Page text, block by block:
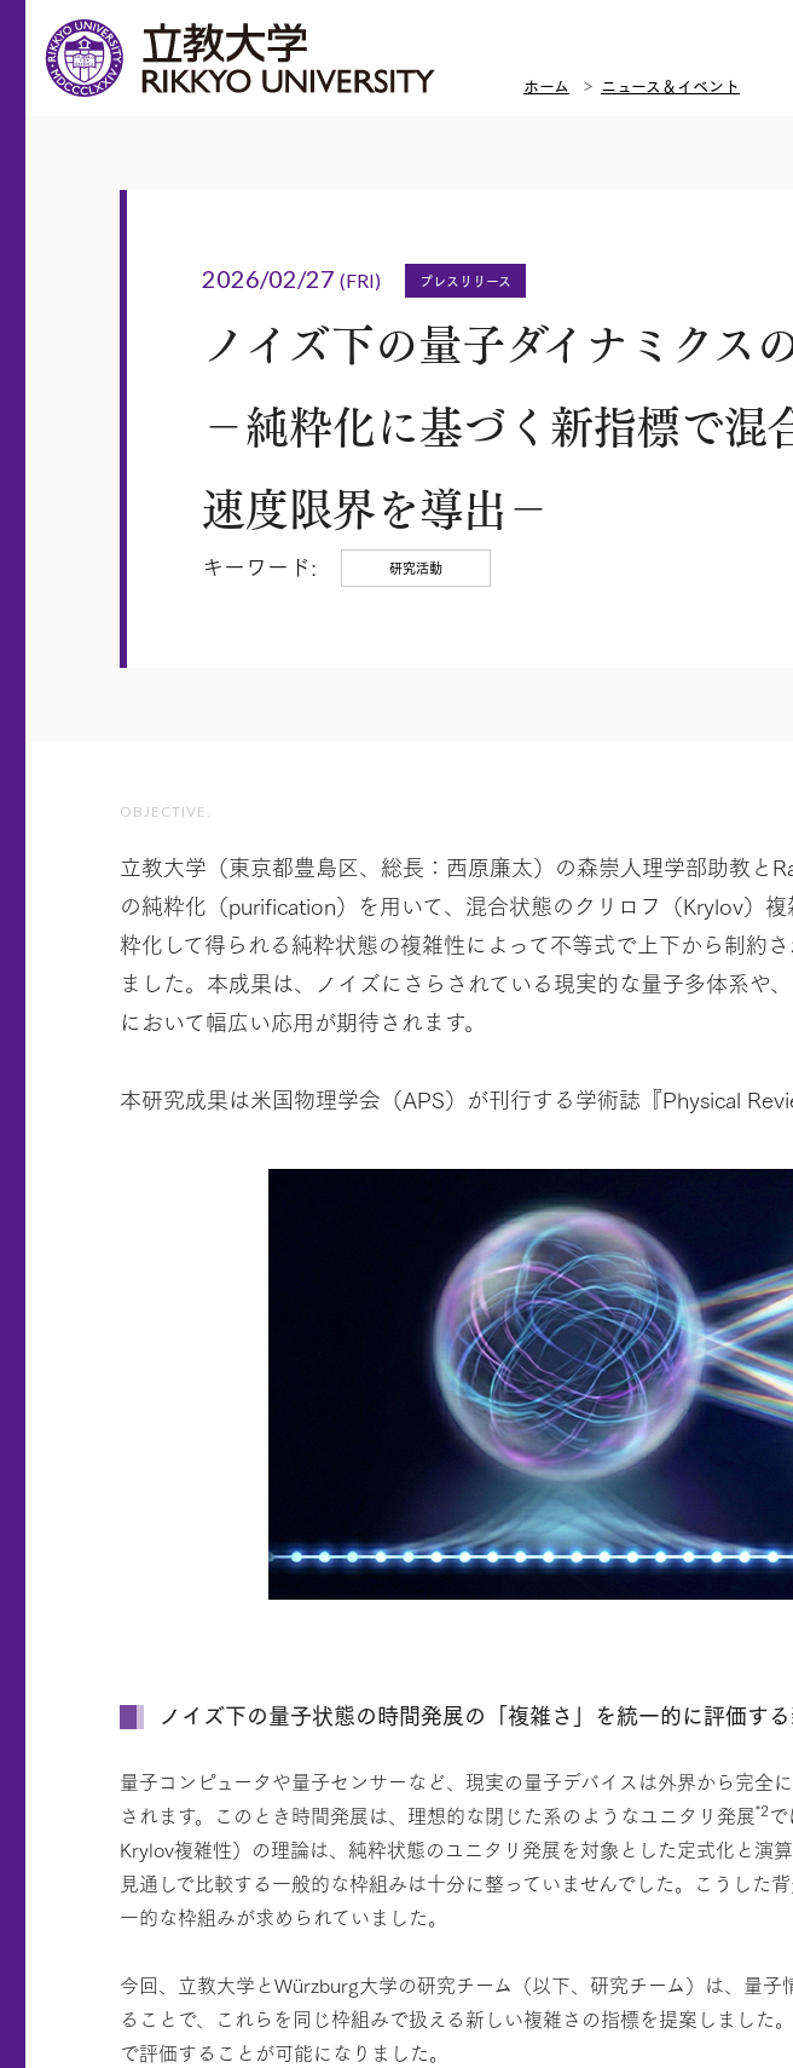
ホーム ニュース＆イベント
2026/02/27 (FRI) プレスリリース
ノイズ下の量子ダイナミクス
－純粋化に基づく新指標で
速度限界を導出－
キーワード: 研究活動
OBJECTIVE.
立教大学（東京都豊島区、総長：西原廉太）の森崇人理学部助教と
の純粋化（purification）を用いて、混合状態のクリロフ（Krylov）
粋化して得られる純粋状態の複雑性によって不等式で上下から制約
ました。本成果は、ノイズにさらされている現実的な量子多体系
において幅広い応用が期待されます。
本研究成果は米国物理学会（APS）が刊行する学術誌『Physical
ノイズ下の量子状態の時間発展の「複雑さ」を統一的に評価す
量子コンピュータや量子センサーなど、現実の量子デバイスは外界から完
されます。このとき時間発展は、理想的な閉じた系のようなユニタリ発展*2
Krylov複雑性）の理論は、純粋状態のユニタリ発展を対象とした定式化と演
見通しで比較する一般的な枠組みは十分に整っていませんでした。こうし
一的な枠組みが求められていました。
今回、立教大学とWürzburg大学の研究チーム（以下、研究チーム）は、量
ることで、これらを同じ枠組みで扱える新しい複雑さの指標を提案しまし
で評価することが可能になりました。